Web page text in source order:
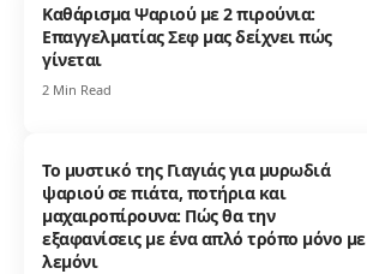
Καθάρισμα Ψαριού με 2 πιρούνια:
Επαγγελματίας Σεφ μας δείχνει πώς
γίνεται
2 Min Read
Το μυστικό της Γιαγιάς για μυρωδιά
ψαριού σε πιάτα, ποτήρια και
μαχαιροπίρουνα: Πώς θα την
εξαφανίσεις με ένα απλό τρόπο μόνο με
λεμόνι